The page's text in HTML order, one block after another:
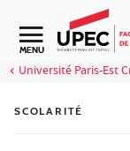
Aller au contenu
Navigation
MENU
Université Paris-Est
SCOLARITÉ